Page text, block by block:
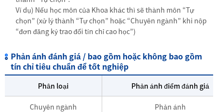
Ví dụ) Nếu học môn của Khoa khác thì sẽ thành môn “Tự
chọn” (xử lý thành “Tự chọn” hoặc “Chuyên ngành” khi nộp
“đơn đăng ký trao đổi tín chỉ cao học”)
Phản ánh đánh giá / bao gồm hoặc không bao gồm
tín chỉ tiêu chuẩn để tốt nghiệp
Phân loại Phản ánh điểm đánh giá
Chuyên ngành Phản ánh